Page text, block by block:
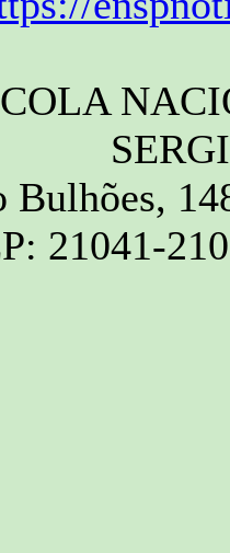
Bulhões,
21041-